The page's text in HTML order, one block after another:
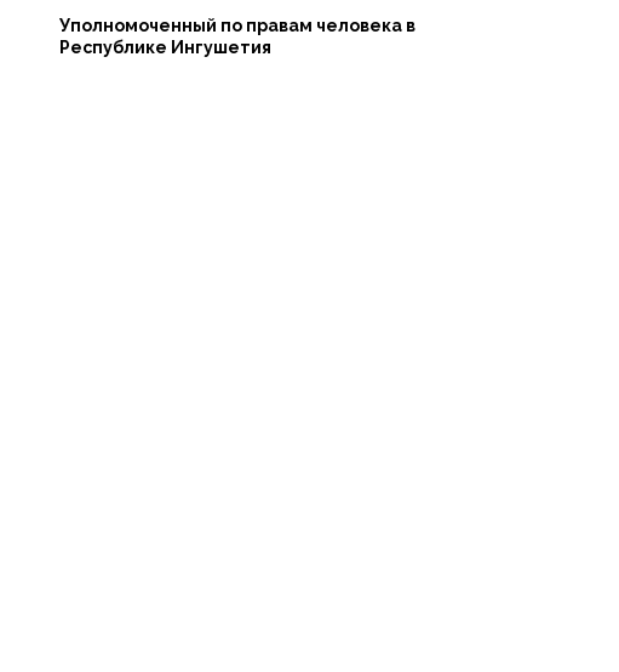
Уполномоченный по правам человека в
Республике Ингушетия